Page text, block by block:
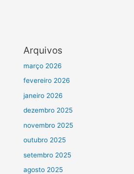
Arquivos
março 2026
fevereiro 2026
janeiro 2026
dezembro 2025
novembro 2025
outubro 2025
setembro 2025
agosto 2025